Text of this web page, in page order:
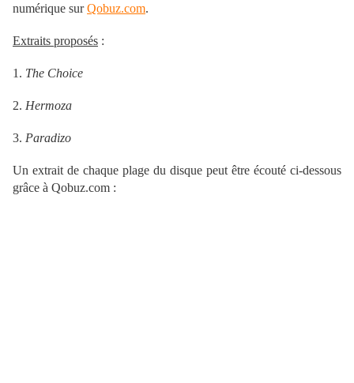
numérique surQobuz.com.
Extraits proposés :
1. The Choice
2. Hermoza
3. Paradizo
Un extrait de chaque plage du disque peut être écouté ci-dessous
grâce à Qobuz.com :